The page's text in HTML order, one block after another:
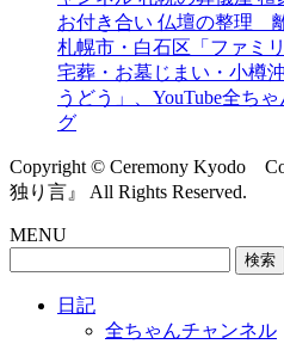
お付き合い 仏壇の整理
札幌市・白石区「ファミ
宅葬・お墓じまい・小樽
うどう」、YouTube全ち
グ
Copyright © Ceremony Kyodo
独り言』 All Rights Reserved.
MENU
日記
全ちゃんチャンネル